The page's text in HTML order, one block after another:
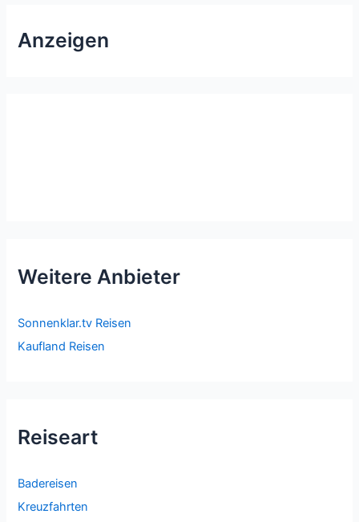
Anzeigen
Weitere Anbieter
Sonnenklar.tv Reisen
Kaufland Reisen
Reiseart
Badereisen
Kreuzfahrten